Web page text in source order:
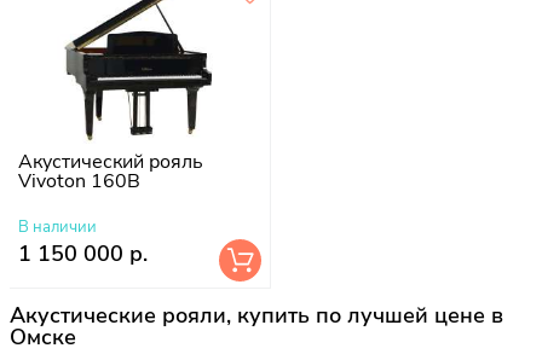
Акустический рояль
Vivoton 160B
В наличии
1 150 000 р.
Акустические рояли, купить по лучшей цене в
Омске